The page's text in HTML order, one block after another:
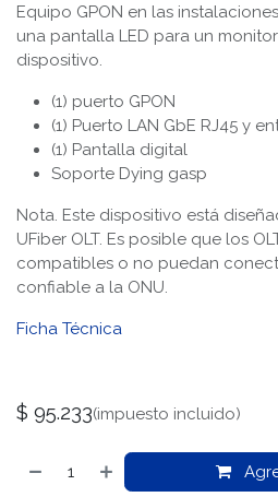
Equipo GPON en las
una pantalla LED para un
dispositivo.
(1) puerto GPON
(1) Puerto LAN GbE RJ45 y
(1) Pantalla digital
Soporte Dying gasp
Nota. Este dispositivo está
UFiber OLT. Es posible que los
compatibles o no puedan
confiable a la ONU.
Ficha Técnica
$ 95.233(impuesto incluido)